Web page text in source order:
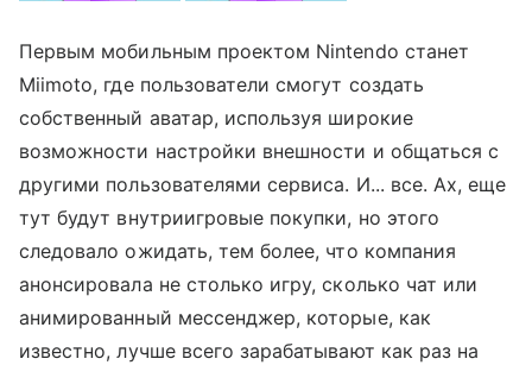
Первым мобильным проектом Nintendo станет
Miimoto, где пользователи смогут создать
собственный аватар, используя широкие
возможности настройки внешности и общаться с
другими пользователями сервиса. И... все. Ах, еще
тут будут внутриигровые покупки, но этого
следовало ожидать, тем более, что компания
анонсировала не столько игру, сколько чат или
анимированный мессенджер, которые, как
известно, лучше всего зарабатывают как раз на